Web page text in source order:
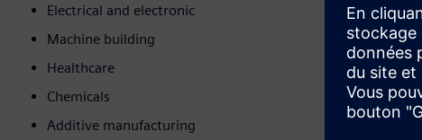
Electrical and electronic
Machine building
Healthcare
Chemicals
Additive manufacturing